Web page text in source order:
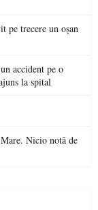
pe trecere un oșan
accident pe o
la spital
Nicio notă de